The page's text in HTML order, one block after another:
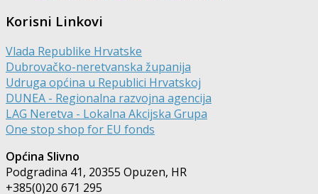
Korisni Linkovi
Vlada Republike Hrvatske
Dubrovačko-neretvanska županija
Udruga općina u Republici Hrvatskoj
DUNEA - Regionalna razvojna agencija
LAG Neretva - Lokalna Akcijska Grupa
One stop shop for EU fonds
Općina Slivno
Podgradina 41, 20355 Opuzen, HR
+385(0)20 671 295